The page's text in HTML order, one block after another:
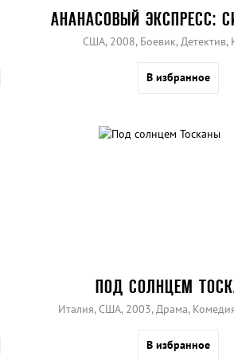
АНАНАСОВЫЙ ЭКСПРЕСС:
США, 2008, Боевик, Детектив,
В избранное
ПОД СОЛНЦЕМ
Италия, США, 2003, Драма,
В избранное